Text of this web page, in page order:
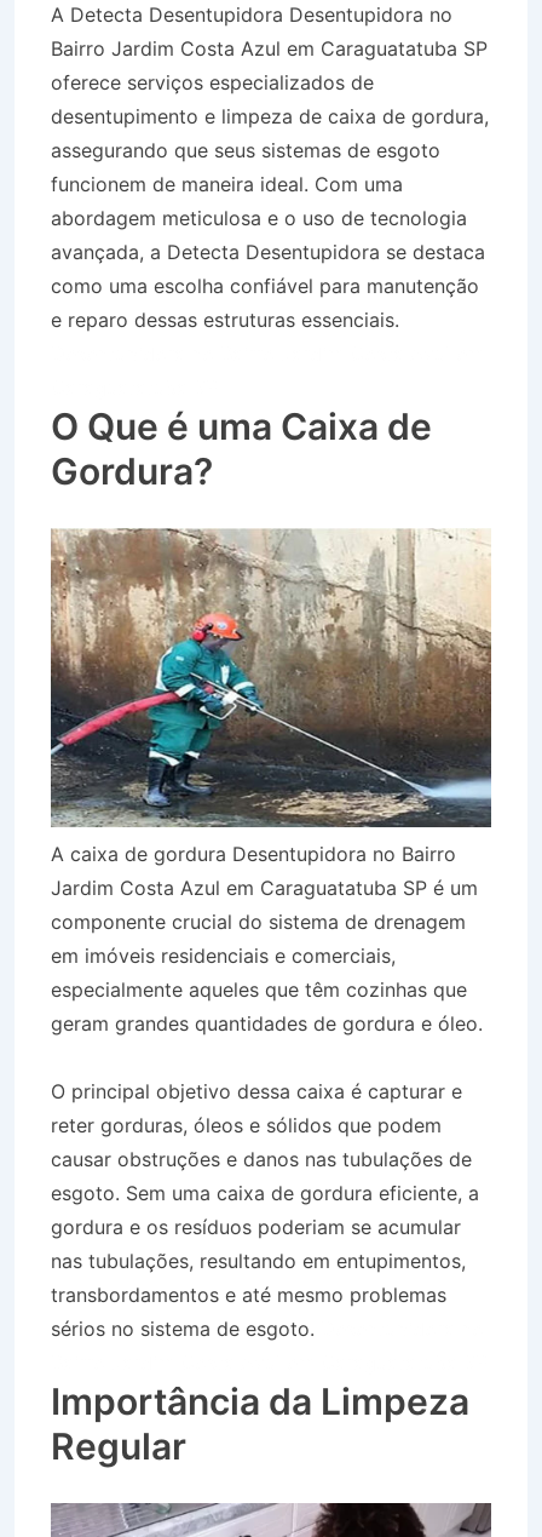
A Detecta Desentupidora Desentupidora no
Bairro Jardim Costa Azul em Caraguatatuba SP
oferece serviços especializados de
desentupimento e limpeza de caixa de gordura,
assegurando que seus sistemas de esgoto
funcionem de maneira ideal. Com uma
abordagem meticulosa e o uso de tecnologia
avançada, a Detecta Desentupidora se destaca
como uma escolha confiável para manutenção
e reparo dessas estruturas essenciais.
O Que é uma Caixa de
Gordura?
A caixa de gordura Desentupidora no Bairro
Jardim Costa Azul em Caraguatatuba SP é um
componente crucial do sistema de drenagem
em imóveis residenciais e comerciais,
especialmente aqueles que têm cozinhas que
geram grandes quantidades de gordura e óleo.
O principal objetivo dessa caixa é capturar e
reter gorduras, óleos e sólidos que podem
causar obstruções e danos nas tubulações de
esgoto. Sem uma caixa de gordura eficiente, a
gordura e os resíduos poderiam se acumular
nas tubulações, resultando em entupimentos,
transbordamentos e até mesmo problemas
sérios no sistema de esgoto.
Importância da Limpeza
Regular